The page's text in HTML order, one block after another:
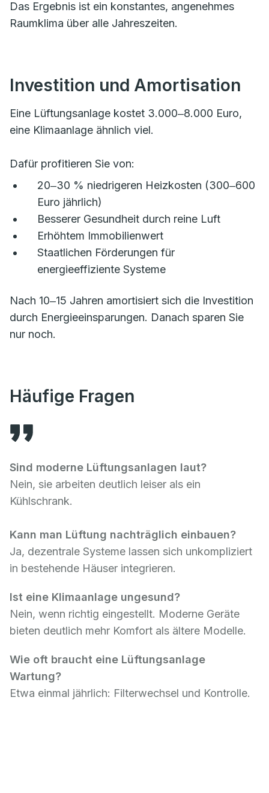
Das Ergebnis ist ein konstantes, angenehmes
Raumklima über alle Jahreszeiten.
Investition und Amortisation
Eine Lüftungsanlage kostet 3.000‒8.000 Euro,
eine Klimaanlage ähnlich viel.
Dafür profitieren Sie von:
20‒30 % niedrigeren Heizkosten (300‒600
Euro jährlich)
Besserer Gesundheit durch reine Luft
Erhöhtem Immobilienwert
Staatlichen Förderungen für
energieeffiziente Systeme
Nach 10‒15 Jahren amortisiert sich die Investition
durch Energieeinsparungen. Danach sparen Sie
nur noch.
Häufige Fragen
Sind moderne Lüftungsanlagen laut?
Nein, sie arbeiten deutlich leiser als ein
Kühlschrank.
Kann man Lüftung nachträglich einbauen?
Ja, dezentrale Systeme lassen sich unkompliziert
in bestehende Häuser integrieren.
Ist eine Klimaanlage ungesund?
Nein, wenn richtig eingestellt. Moderne Geräte
bieten deutlich mehr Komfort als ältere Modelle.
Wie oft braucht eine Lüftungsanlage
Wartung?
Etwa einmal jährlich: Filterwechsel und Kontrolle.